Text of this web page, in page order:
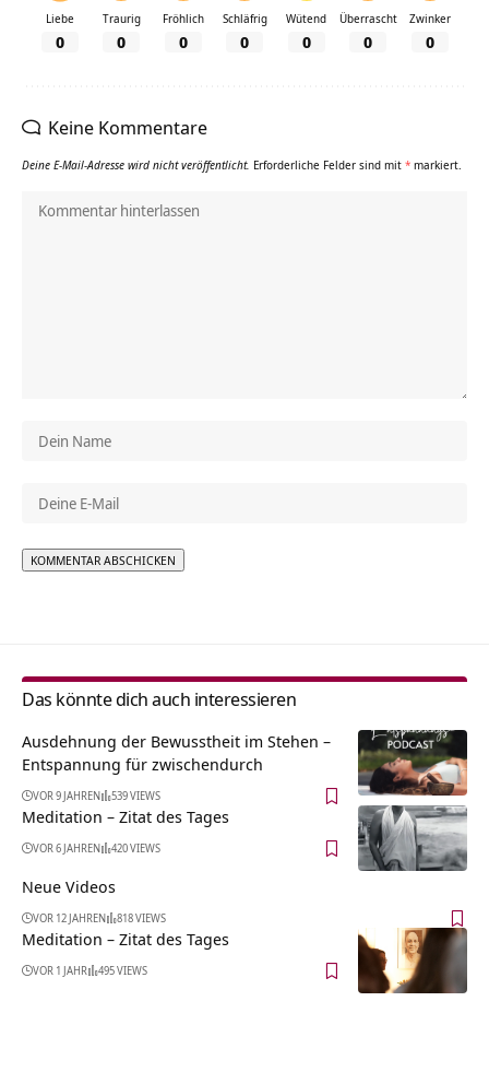
Liebe
0
Traurig
0
Fröhlich
0
Schläfrig
0
Wütend
0
Überrascht
0
Zwinker
0
Keine Kommentare
Deine E-Mail-Adresse wird nicht veröffentlicht. Erforderliche Felder sind mit * markiert.
Das könnte dich auch interessieren
Ausdehnung der Bewusstheit im Stehen –
Entspannung für zwischendurch
VOR 9 JAHREN 539 VIEWS
Meditation – Zitat des Tages
VOR 6 JAHREN 420 VIEWS
Neue Videos
VOR 12 JAHREN 818 VIEWS
Meditation – Zitat des Tages
VOR 1 JAHR 495 VIEWS